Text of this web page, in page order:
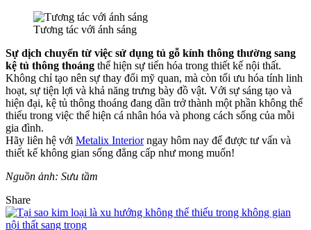
Tương tác với ánh sáng
Sự dịch chuyển từ việc sử dụng tủ gỗ kính thông thường sang
kệ tủ thông thoáng thể hiện sự tiến hóa trong thiết kế nội thất.
Không chỉ tạo nên sự thay đổi mỹ quan, mà còn tối ưu hóa tính linh
hoạt, sự tiện lợi và khả năng trưng bày đồ vật. Với sự sáng tạo và
hiện đại, kệ tủ thông thoáng đang dần trở thành một phần không thể
thiếu trong việc thể hiện cá nhân hóa và phong cách sống của mỗi
gia đình.
Hãy liên hệ với Metalix Interiorngay hôm nay để được tư vấn và
thiết kế không gian sống đẳng cấp như mong muốn!
Nguồn ảnh: Sưu tầm
Share